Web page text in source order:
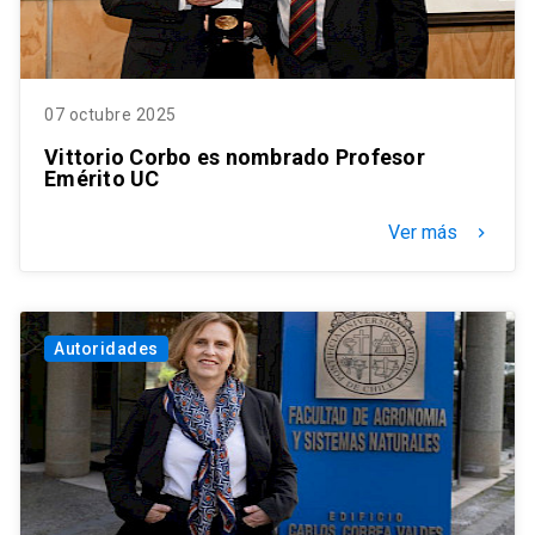
07 octubre 2025
Vittorio Corbo es nombrado Profesor
Emérito UC
Ver más keyboard_arrow_right
Autoridades